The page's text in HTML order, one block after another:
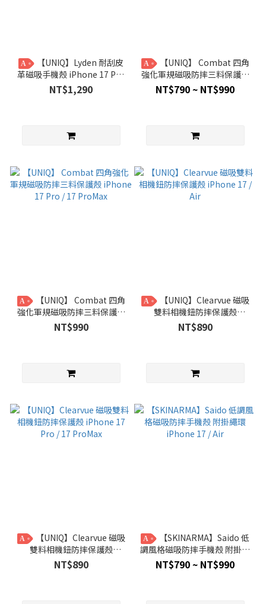
A
革磁吸手機殼 iPhone 17 Pro
/ 17 ProMax
NT$1,290
A
強化軍規磁吸防摔三料保護殼
iPhone 17 / Air
NT$790 ~ NT$990
A
強化軍規磁吸防摔三料保護殼
iPhone 17 Pro / 17 ProMax
NT$990
A
雙料相機鈕防摔保護殼
iPhone 17 / Air
NT$890
A
雙料相機鈕防摔保護殼
iPhone 17 Pro / 17 ProMax
NT$890
A
調風格磁吸防摔手機殼 附掛繩
環 iPhone 17 / Air
NT$790 ~ NT$990